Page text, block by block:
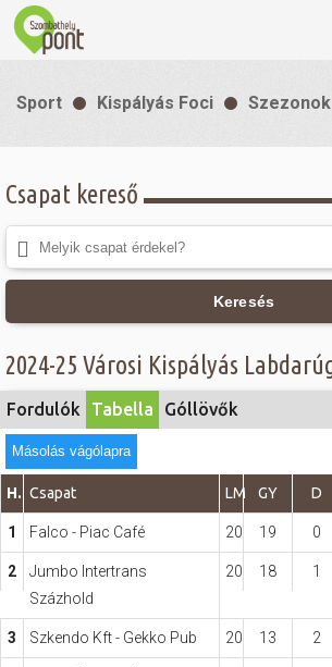
Látnivalók
Gasztronómia
Sport
Szabadidő
Hasznos
Sport Kispályás Foci Szezonok
Csapat kereső
Keresés
Fordulók Tabella Góllövők
Másolás vágólapra
H. Csapat LM GY D
1 Falco - Piac Café 20 19 0
2
Jumbo Intertrans
Százhold
20 18 1
3 Szkendo Kft - Gekko Pub 20 13 2